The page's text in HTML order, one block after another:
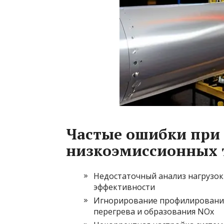
Частые ошибки при
низкоэмиссионных
Недостаточный анализ
эффективности
Игнорирование
перегрева и образования NOx